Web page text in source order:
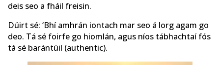
deis seo a fháil freisin.
Dúirt sé: ‘Bhí amhrán iontach mar seo á lorg agam go
deo. Tá sé foirfe go hiomlán, agus níos tábhachtaí fós
tá sé barántúil (authentic).